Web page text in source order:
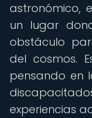
astronómico,
un lugar
obstáculo
del cosmos.
pensando en
experiencias